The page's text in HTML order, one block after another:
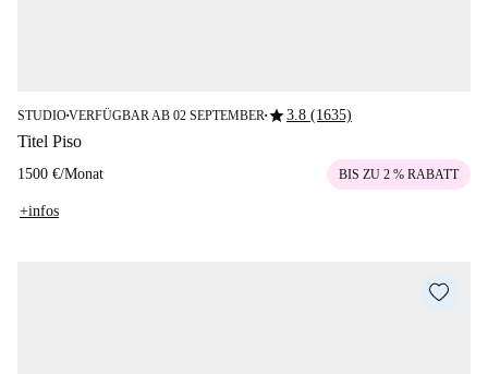
STUDIO■VERFÜGBAR AB 02 SEPTEMBER ■star3.8 (1635)
Titel Piso
1500 €/Monat BIS ZU 2 % RABATT
+infos